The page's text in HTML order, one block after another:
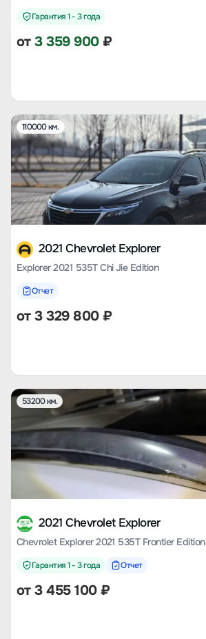
Гарантия 1 - 3 года
от3 359 900₽
110000 км.
2021 Chevrolet Explorer
Explorer 2021 535T Chi Jie Edition
Отчет
от3 329 800₽
53200 км.
2021 Chevrolet Explorer
Chevrolet Explorer 2021 535T Frontier Edition
Гарантия 1 - 3 года Отчет
от3 455 100₽